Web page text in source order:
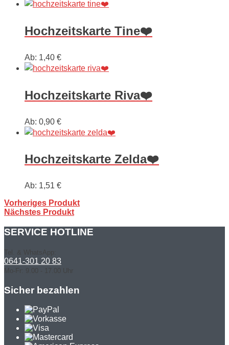
Hochzeitskarte Tine❤️
Ab: 1,40 €
Hochzeitskarte Riva❤️
Ab: 0,90 €
Hochzeitskarte Zelda❤️
Ab: 1,51 €
Vorheriges Produkt
Nächstes Produkt
SERVICE HOTLINE
Tel. & WhatsApp:
0641-301 20 83
Mo-Fr: 9.00 - 17.00 Uhr
Sicher bezahlen